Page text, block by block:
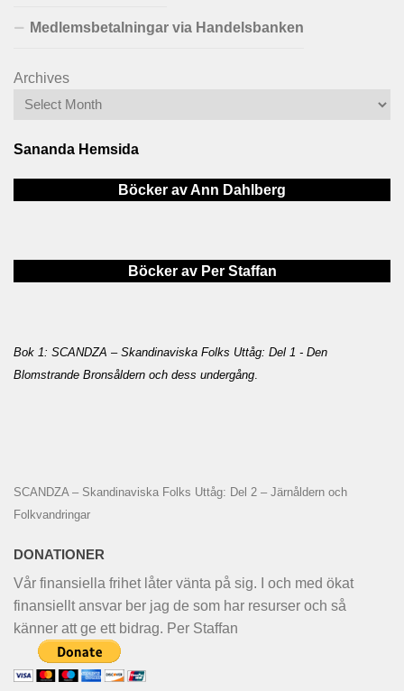
Medlemsbetalningar via Handelsbanken
Archives
Sananda Hemsida
Böcker av Ann Dahlberg
Böcker av Per Staffan
Bok 1: SCANDZA – Skandinaviska Folks Uttåg: Del 1 - Den
Blomstrande Bronsåldern och dess undergång.
SCANDZA – Skandinaviska Folks Uttåg: Del 2 – Järnåldern och
Folkvandringar
DONATIONER
Vår finansiella frihet låter vänta på sig. I och med ökat
finansiellt ansvar ber jag de som har resurser och så
känner att ge ett bidrag. Per Staffan